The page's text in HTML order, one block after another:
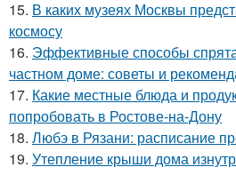
15. В каких музеях Москвы
космосу
16. Эффективные способы
частном доме: советы и
17. Какие местные блюда и
попробовать в Ростове-на-Дону
18. Любэ в Рязани: расписание
19. Утепление крыши дома